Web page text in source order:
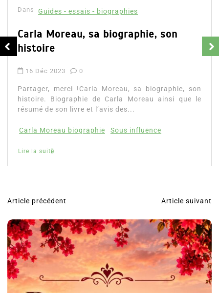
Dans Guides - essais - biographies
Carla Moreau, sa biographie, son
histoire
16 Déc 2023 0
Partager, merci !Carla Moreau, sa biographie, son
histoire. Biographie de Carla Moreau ainsi que le
résumé de son livre et l’avis des...
Carla Moreau biographie Sous influence
Lire la suite
N
a
v
i
g
a
Article précédent Article suivant